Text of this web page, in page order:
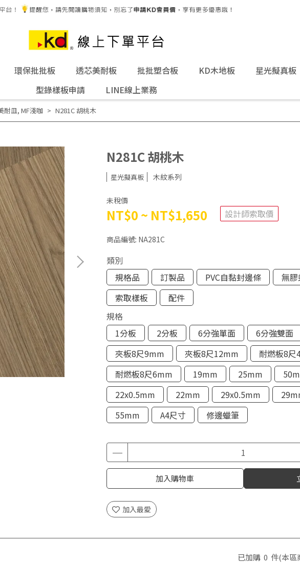
環保批批板 透芯美耐板 批批塑合板 KD木地板 星光擬真板
型錄樣板申請
LINE線上業務
耐皿, MF淺咖 N281C 胡桃木
N281C 胡桃木
星光擬真板 木紋系列
未稅價
NT$0 ~ NT$1,650 設計師索取價
商品編號: NA281C
類別
規格品
訂製品 PVC自黏封邊條
無
索取樣板
配件
規格
1分板
2分板 6分強單面 6分強雙面
夾板8尺9mm
夾板8尺12mm
耐燃板8尺
耐燃板8尺6mm
19mm 25mm
22x0.5mm
22mm 29x0.5mm
55mm
A4尺寸 修邊蠟筆
加入購物車
加入最愛
已加購 0 件(本區